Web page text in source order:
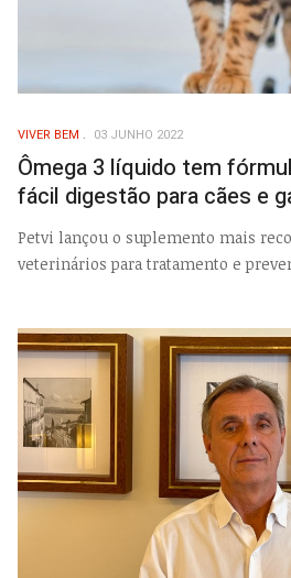
VIVER BEM 03 JUNHO 2022
Ômega 3 líquido tem
fácil digestão para cães e
Petvi lançou o suplemento mais
veterinários para tratamento e